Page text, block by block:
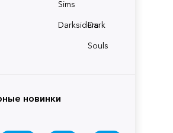
Sims
Darksiders
Dark
Souls
новинки